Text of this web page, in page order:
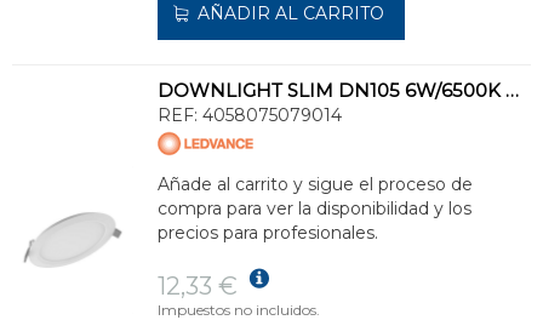
AÑADIR AL CARRITO
DOWNLIGHT SLIM DN105 6W/6500K WT IP20 430lm
REF: 4058075079014
Añade al carrito y sigue el proceso de
compra para ver la disponibilidad y los
precios para profesionales.
12,33 €
Impuestos no incluidos.